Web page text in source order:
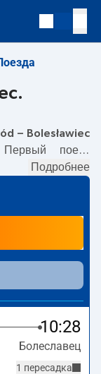
– Bolesławiec
поезда:
и, как правило,
Подробнее
10:28
Болеславец
1 пересадка